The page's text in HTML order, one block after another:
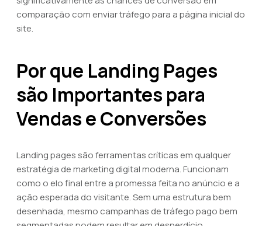
comparação com enviar tráfego para a página inicial do
site.
Por que Landing Pages
são Importantes para
Vendas e Conversões
Landing pages são ferramentas críticas em qualquer
estratégia de marketing digital moderna. Funcionam
como o elo final entre a promessa feita no anúncio e a
ação esperada do visitante. Sem uma estrutura bem
desenhada, mesmo campanhas de tráfego pago bem